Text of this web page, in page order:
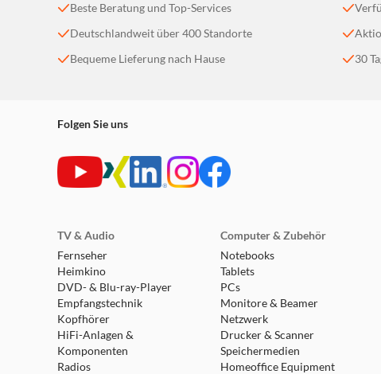
Beste Beratung und Top-Services
Deutschlandweit über 400 Standorte
Bequeme Lieferung nach Hause
30
Folgen Sie uns
TV & Audio
Fernseher
Heimkino
DVD- & Blu-ray-Player
Empfangstechnik
Kopfhörer
HiFi-Anlagen &
Komponenten
Radios
Computer & Zubehör
Notebooks
Tablets
PCs
Monitore & Beamer
Netzwerk
Drucker & Scanner
Speichermedien
Homeoffice Equipment